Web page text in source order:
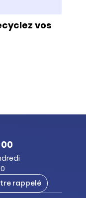
vos
rappelé